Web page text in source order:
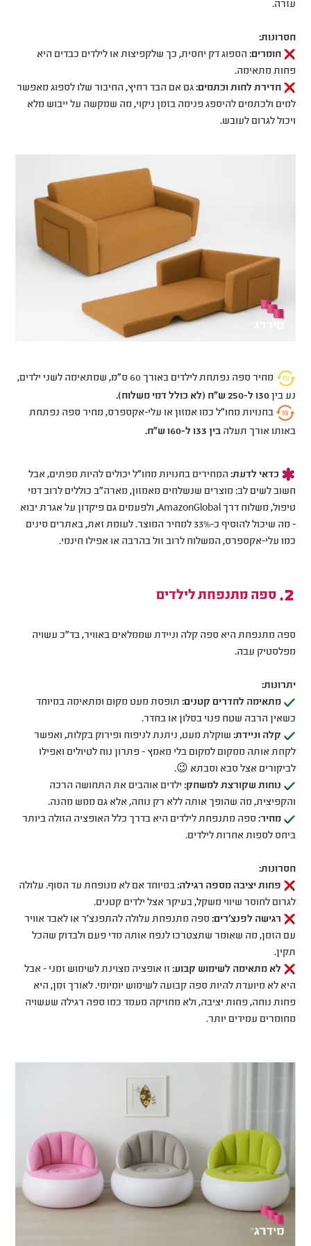
עזרה.
חסרונות:
חומרים: הספוג דק יחסית, כך שלקפיצות או לילדים כבדים היא
פחות מתאימה.
חדירת לחות וכתמים:גם אם הבד רחיץ, החיבור שלו לספוג מאפשר
למים ולכתמים להיספג פנימה בזמן ניקוי, מה שמקשה על ייבוש מלא
ויכול לגרום לעובש.
מחיר ספה נפתחת לילדים באורך 60 ס"מ, שמתאימה לשני ילדים,
נע בין130 ל-250 ש"ח (לא כולל דמי משלוח).
בחנויות מחו"ל כמו אמזון או עלי-אקספרס, מחיר ספה נפתחת
באותו אורך תעלה בין 133 ל-160 ש"ח.
כדאי לדעת: המחירים בחנויות מחו"ל יכולים להיות מפתים, אבל
חשוב לשים לב: מוצרים שנשלחים מאמזון, מארה"ב כוללים לרוב דמי
טיפול, משלוח דרך AmazonGlobal, ולפעמים גם פיקדון על אגרת יבוא
- מה שיכול להוסיף כ-33% למחיר המוצר. לעומת זאת, באתרים סינים
כמו עלי-אקספרס, המשלוח לרוב זול בהרבה או אפילו חינמי.
ספה מתנפחת לילדים
ספה מתנפחת היא ספה קלה וניידת שממלאים באוויר, בד”כ עשויה
מפלסטיק עבה.
יתרונות:
מתאימה לחדרים קטנים: תופסת מעט מקום ומתאימה במיוחד
כשאין הרבה שטח פנוי בסלון או בחדר.
קלה וניידת: שוקלת מעט, ניתנת לניפוח ופירוק בקלות, ואפשר
לקחת אותה ממקום למקום בלי מאמץ - פתרון נוח לטיולים ואפילו
לביקורים אצל סבא וסבתא 😉.
נוחות שקורצת למשחק: ילדים אוהבים את התחושה הרכה
והקפיצית, מה שהופך אותה ללא רק נוחה, אלא גם ממש מהנה.
מחיר: ספה מתנפחת לילדים היא בדרך כלל האופציה הזולה ביותר
ביחס לספות אחרות לילדים.
חסרונות:
פחות יציבה מספה רגילה: במיוחד אם לא מנופחת עד הסוף. עלולה
לגרום לחוסר שיווי משקל, בעיקר אצל ילדים קטנים.
רגישה לפנצ'רים: ספה מתנפחת עלולה להתפנצ’ר או לאבד אוויר
עם הזמן, מה שאומר שתצטרכו לנפח אותה מדי פעם ולבדוק שהכל
תקין.
לא מתאימה לשימוש קבוע:זו אופציה מצוינת לשימוש זמני - אבל
היא לא מיועדת להיות ספה קבועה לשימוש יומיומי. לאורך זמן, היא
פחות נוחה, פחות יציבה, ולא מחזיקה מעמד כמו ספה רגילה שעשויה
מחומרים עמידים יותר.